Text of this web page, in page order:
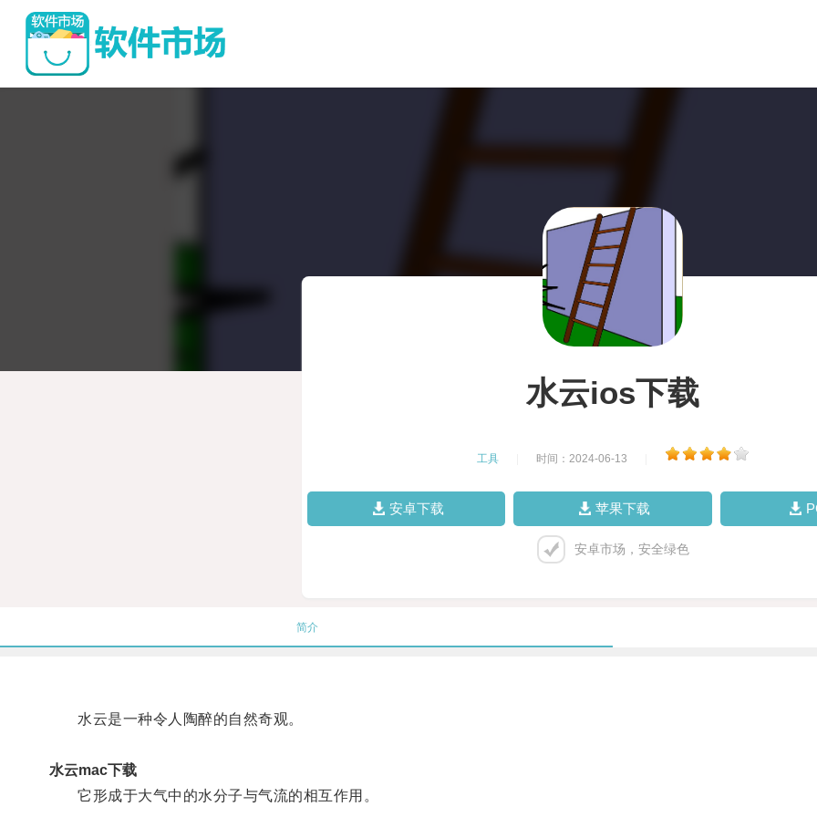
水云ios下载
工具 时间：2024-06-13
安卓下载 苹果下载
安卓市场，安全绿色
简介
水云是一种令人陶醉的自然奇观。
水云mac下载
它形成于大气中的水分子与气流的相互作用。